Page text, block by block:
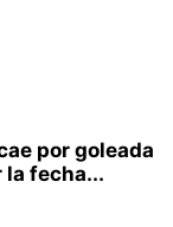
por goleada
la fecha...